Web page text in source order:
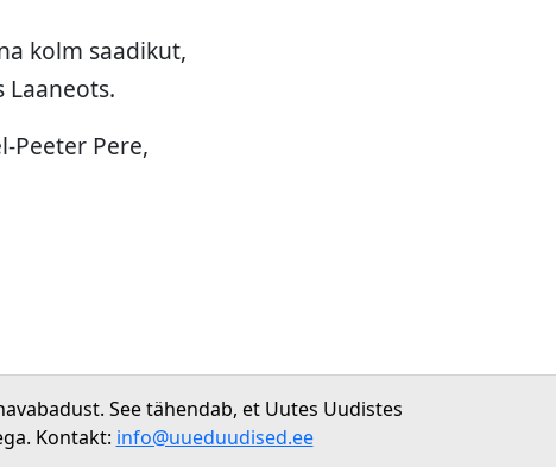
kolm saadikut,
Laaneots.
Peeter Pere,
See tähendab, et Uutes Uudistes
Kontakt: info@uueduudised.ee